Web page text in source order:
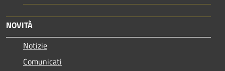
NOVITÀ
Notizie
Comunicati